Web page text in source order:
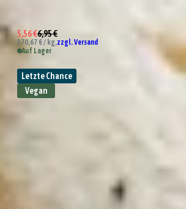
5,56 €6,95 €
370,67 € / kg,zzgl. Versand
Auf Lager
Letzte Chance
Vegan